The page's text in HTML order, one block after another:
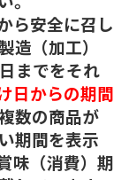
ら安全に召し
造（加工）
までをそれ
日からの期間
数の商品が
期間を表示
味（消費）期